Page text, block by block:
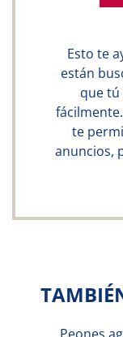
Esto te
están
que
te
anuncios,